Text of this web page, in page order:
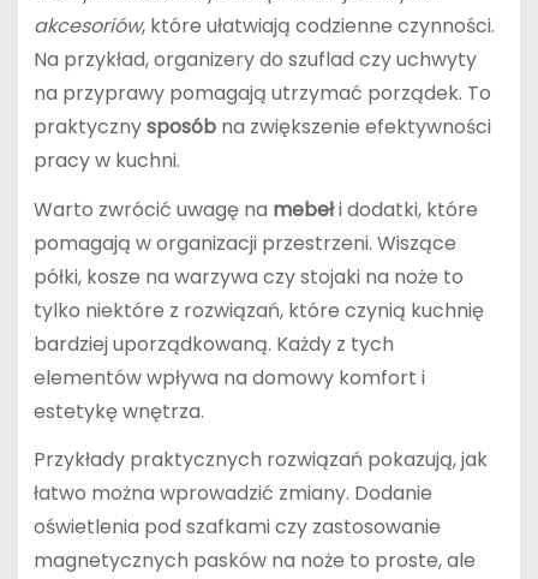
akcesoriów, które ułatwiają codzienne czynności.
Na przykład, organizery do szuflad czy uchwyty
na przyprawy pomagają utrzymać porządek. To
praktycznysposóbna zwiększenie efektywności
pracy w kuchni.
Warto zwrócić uwagę na mebełi dodatki, które
pomagają w organizacji przestrzeni. Wiszące
półki, kosze na warzywa czy stojaki na noże to
tylko niektóre z rozwiązań, które czynią kuchnię
bardziej uporządkowaną. Każdy z tych
elementów wpływa na domowy komfort i
estetykę wnętrza.
Przykłady praktycznych rozwiązań pokazują, jak
łatwo można wprowadzić zmiany. Dodanie
oświetlenia pod szafkami czy zastosowanie
magnetycznych pasków na noże to proste, ale